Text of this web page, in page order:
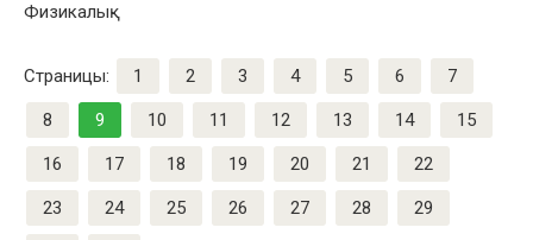
Физикалық
Страницы: 1 2 3 4 5 6 7
8 9 10 11 12 13 14 15
16 17 18 19 20 21 22
23 24 25 26 27 28 29